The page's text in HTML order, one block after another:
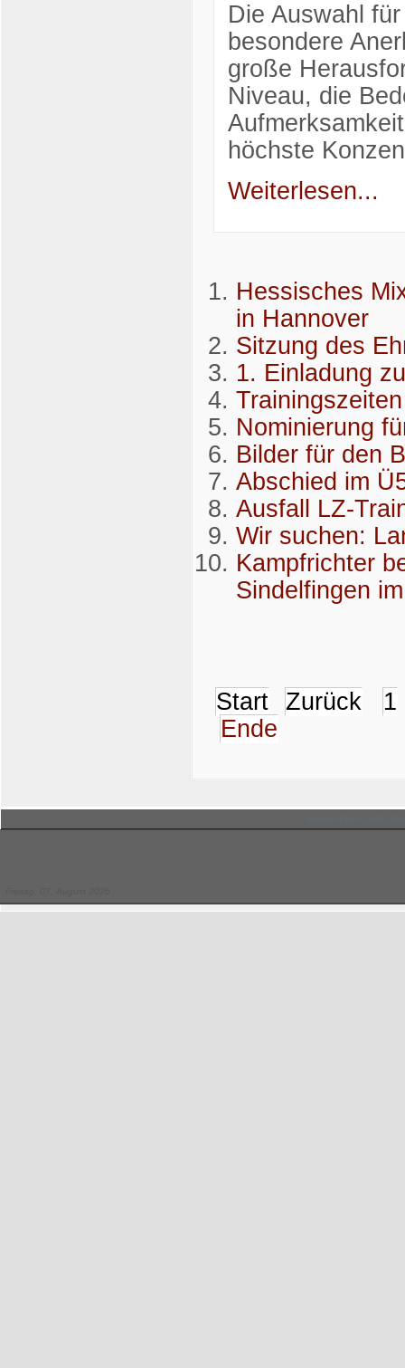
Die Auswahl
besondere
große
Niveau, die
höchste
Weiterlesen...
Hessisches
in Hannover
Sitzung des
1. Einladung
Nominierung
Bilder für den
Abschied im
Ausfall LZ-
Wir suchen:
Kampfrichter
Sindelfingen
Start Zurück
1
Ende